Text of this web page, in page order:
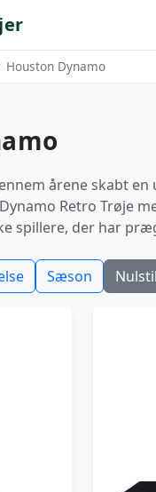
Houston Dynamo
årene skabt
Retro Trøje
spillere, der har
Sæson Nulstil